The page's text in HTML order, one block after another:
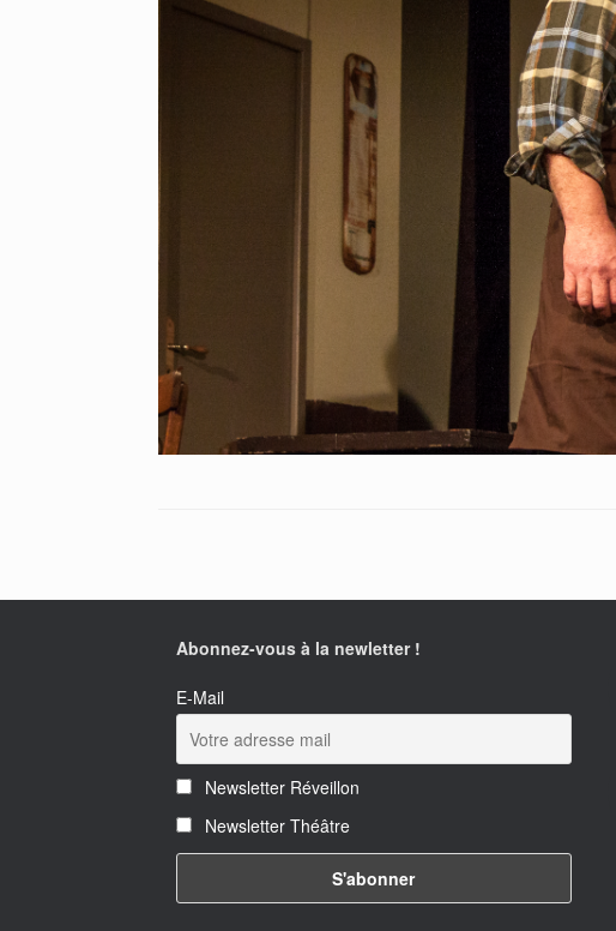
Abonnez-vous à la newletter !
E-Mail
Newsletter Réveillon
Newsletter Théâtre